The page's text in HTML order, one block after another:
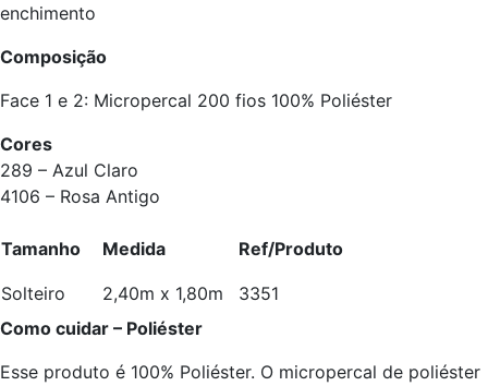
enchimento
Composição
Face 1 e 2: Micropercal 200 fios 100% Poliéster
Cores
289 – Azul Claro
4106 – Rosa Antigo
Tamanho Medida Ref/Produto
Solteiro 2,40m x 1,80m
3351
Como cuidar – Poliéster
Esse produto é 100% Poliéster. O micropercal de poliéster